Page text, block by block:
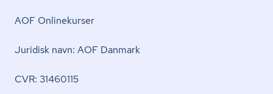
AOF Onlinekurser
Juridisk navn: AOF Danmark
CVR: 31460115